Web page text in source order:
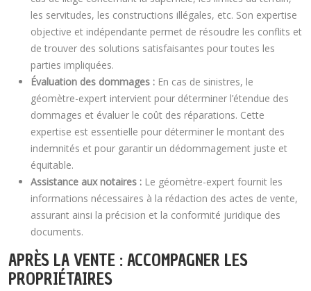
les servitudes, les constructions illégales, etc. Son expertise
objective et indépendante permet de résoudre les conflits et
de trouver des solutions satisfaisantes pour toutes les
parties impliquées.
Évaluation des dommages : En cas de sinistres, le
géomètre-expert intervient pour déterminer l’étendue des
dommages et évaluer le coût des réparations. Cette
expertise est essentielle pour déterminer le montant des
indemnités et pour garantir un dédommagement juste et
équitable.
Assistance aux notaires : Le géomètre-expert fournit les
informations nécessaires à la rédaction des actes de vente,
assurant ainsi la précision et la conformité juridique des
documents.
APRÈS LA VENTE : ACCOMPAGNER LES
PROPRIÉTAIRES